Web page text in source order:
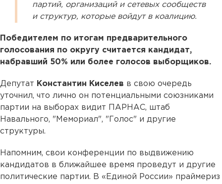
партий, организаций и сетевых сообществ
и структур, которые войдут в коалицию.
Победителем по итогам предварительного
голосования по округу считается кандидат,
набравший 50% или более голосов выборщиков.
Депутат Константин Киселев в свою очередь
уточнил, что лично он потенциальными союзниками
партии на выборах видит ПАРНАС, штаб
Навального, "Мемориал", "Голос" и другие
структуры.
Напомним, свои конференции по выдвижению
кандидатов в ближайшее время проведут и другие
политические партии. В «Единой России» праймериз